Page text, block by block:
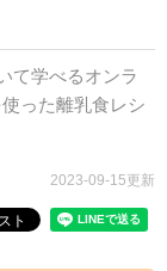
て学べるオンラ
った離乳食レシ
2023-09-15更新